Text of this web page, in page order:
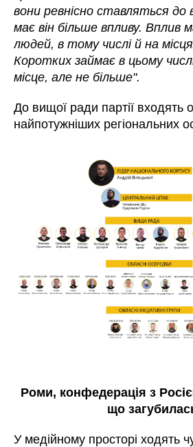
вони ревнісно ставляться до
має він більше впливу. Вплив
людей, в тому числі й на
Коротких займає в цьому
місце, але не більше".
До вищої ради партії входять
найпотужніших регіональних
Роми, конфедерація з
що
У медійному просторі ходять